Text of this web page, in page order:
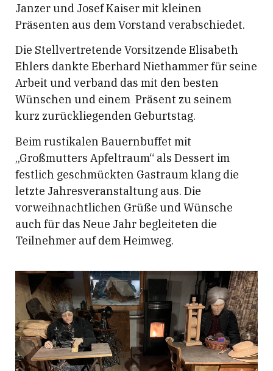
Janzer und Josef Kaiser mit kleinen
Präsenten aus dem Vorstand verabschiedet.
Die Stellvertretende Vorsitzende Elisabeth
Ehlers dankte Eberhard Niethammer für seine
Arbeit und verband das mit den besten
Wünschen und einem Präsent zu seinem
kurz zurückliegenden Geburtstag.
Beim rustikalen Bauernbuffet mit
„Großmutters Apfeltraum“ als Dessert im
festlich geschmückten Gastraum klang die
letzte Jahresveranstaltung aus. Die
vorweihnachtlichen Grüße und Wünsche
auch für das Neue Jahr begleiteten die
Teilnehmer auf dem Heimweg.